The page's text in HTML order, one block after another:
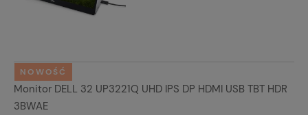
Monitor DELL 32 UP3221Q UHD IPS DP HDMI USB TBT HDR
3BWAE
NOWOŚĆ